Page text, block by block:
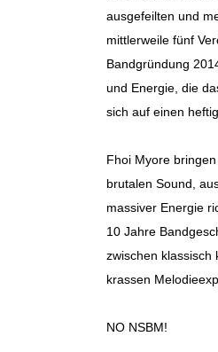
ausgefeilten und
mittlerweile fünf
Bandgründung
und Energie, die
sich auf einen
Fhoi Myore
brutalen Sound,
massiver Energie
10 Jahre
zwischen klassisch
krassen
NO NSBM!